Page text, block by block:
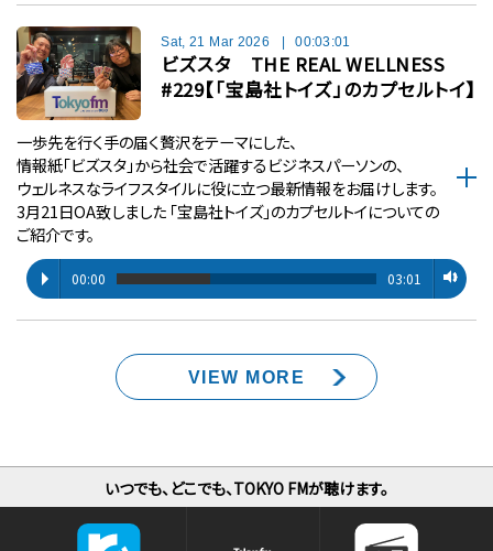
Sat, 21 Mar 2026 | 00:03:01
ビズスタ THE REAL WELLNESS
#229【「宝島社トイズ」のカプセルトイ】
一歩先を行く手の届く贅沢をテーマにした、
情報紙「ビズスタ」から社会で活躍するビジネスパーソンの、
ウェルネスなライフスタイルに役に立つ最新情報をお届けします。
3月21日OA致しました 「宝島社トイズ」のカプセルトイについての
ご紹介です。
00:00 03:01
VIEW MORE
いつでも、どこでも、TOKYO FMが聴けます。